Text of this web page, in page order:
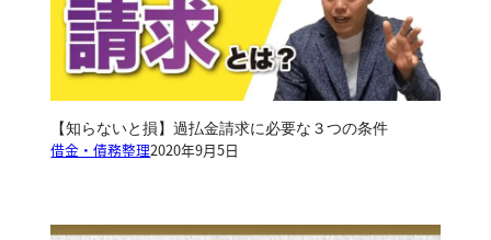
【知らないと損】過払金請求に必要な３つの条件
借金・債務整理2020年9月5日